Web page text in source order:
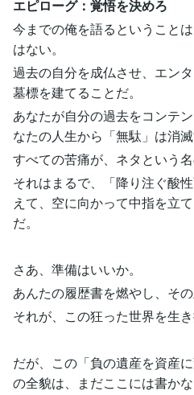
エピローグ：覚悟を決めろ
今までの俺を語るということ
はない。
過去の自分を成仏させ、エン
墓標を建てることだ。
あなたが自分の過去をコンテ
なたの人生から「無駄」は消滅
すべての苦痛が、ネタという名
それはまるで、「降り注ぐ酸
えて、空に向かって中指を立
だ。
さあ、準備はいいか。
あんたの履歴書を燃やし、そ
それが、この狂った世界を生
だが、この「負の遺産を資産
の全貌は、まだここには書かな